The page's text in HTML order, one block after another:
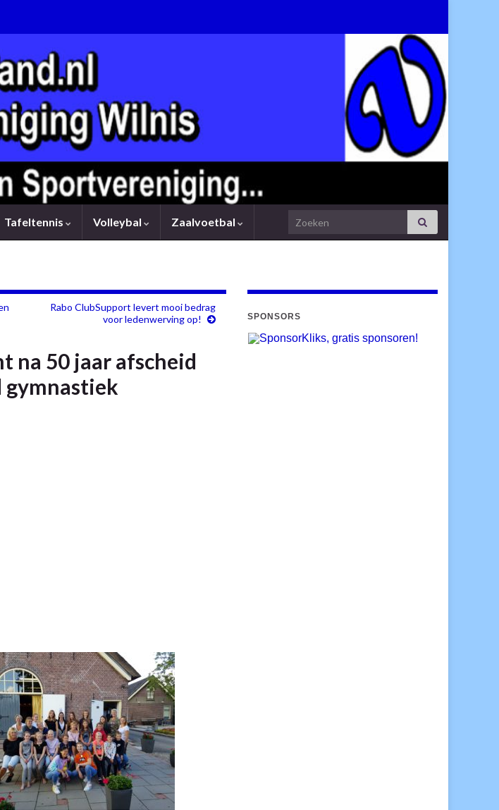
Tafeltennis Volleybal Zaalvoetbal Search for:
Rabo ClubSupport levert mooi bedrag
voor ledenwerving op!
na 50 jaar afscheid
gymnastiek
SPONSORS